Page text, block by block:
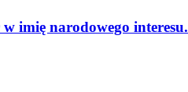
imię narodowego interesu.